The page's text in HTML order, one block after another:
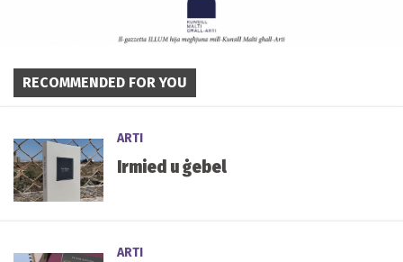
RECOMMENDED FOR YOU
ARTI
Irmied u ġebel
ARTI